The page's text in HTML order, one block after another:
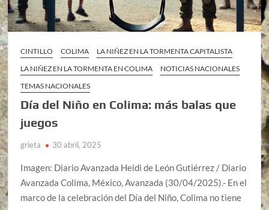
CINTILLO COLIMA
LA NIÑEZ EN LA TORMENTA CAPITALISTA
LA NIÑEZ EN LA TORMENTA EN COLIMA
NOTICIAS NACIONALES
TEMAS NACIONALES
Día del Niño en Colima: más balas que
juegos
grieta 30 abril, 2025
Imagen: Diario Avanzada Heidi de León Gutiérrez / Diario
Avanzada Colima, México, Avanzada (30/04/2025).- En el
marco de la celebración del Día del Niño, Colima no tiene